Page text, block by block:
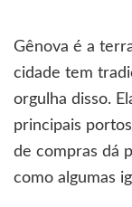
Gênova é a
cidade tem
orgulha disso.
principais
de compras dá
como algumas